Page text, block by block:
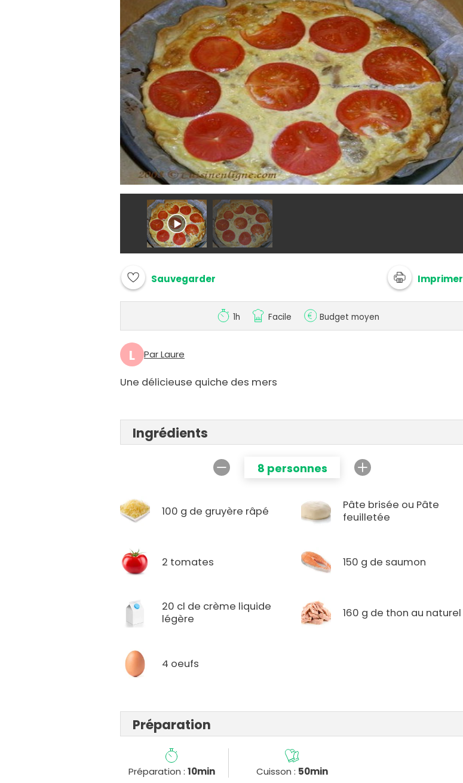
Sauvegarder Imprimer
1h Facile Budget moyen
L Par Laure
Une délicieuse quiche des mers
Ingrédients
8 personnes
100 g de gruyère râpé
Pâte brisée ou Pâte
feuilletée
2 tomates 150 g de saumon
20 cl de crème liquide
légère
160 g de thon au naturel
4 oeufs
Préparation
Préparation : 10min Cuisson : 50min